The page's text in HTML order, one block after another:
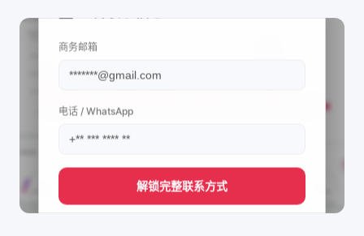
商务邮箱
电话 / WhatsApp
解锁完整联系方式